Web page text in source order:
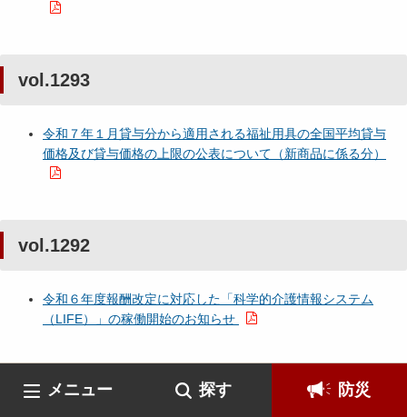
メニュー 探す 防災
vol.1293
令和７年１月貸与分から適用される福祉用具の全国平均貸与
価格及び貸与価格の上限の公表について（新商品に係る分）
vol.1292
令和６年度報酬改定に対応した「科学的介護情報システム
（LIFE）」の稼働開始のお知らせ